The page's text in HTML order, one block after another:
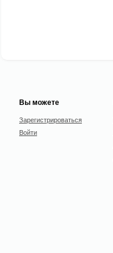
Вы можете
Зарегистрироваться
Войти